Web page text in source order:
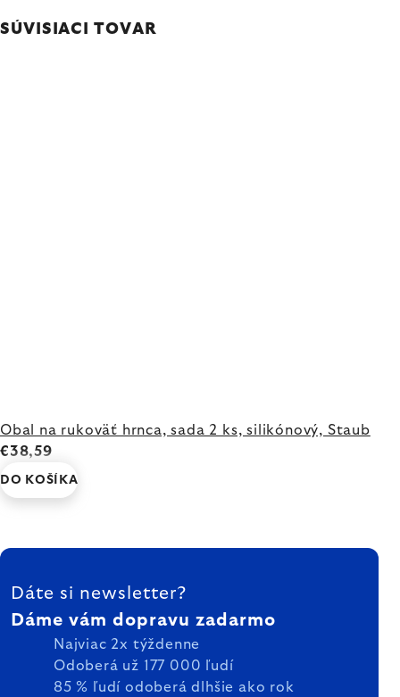
SÚVISIACI TOVAR
Obal na rukoväť hrnca, sada 2 ks, silikónový, Staub
€38,59
DO KOŠÍKA
ZÁPÄTIE
Dáte si newsletter?
Dáme vám dopravu zadarmo
Najviac 2x týždenne
Odoberá už 177 000 ľudí
85 % ľudí odoberá dlhšie ako rok